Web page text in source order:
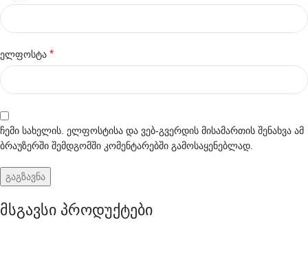
ელფოსტა *
ჩემი სახელის. ელფოსტისა და ვებ-გვერდის მისამართის შენახვა ამ
ბრაუზერში შემდგომში კომენტარებში გამოსაყენებლად.
მსგავსი პროდუქტები